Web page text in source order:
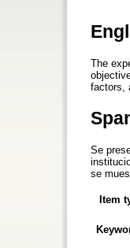
The
factors,
Se
se
Item